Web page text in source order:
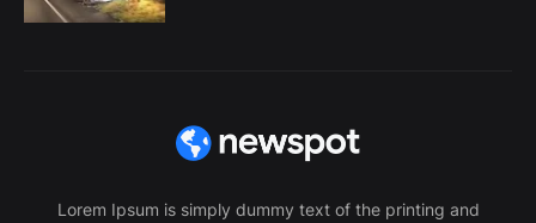
Lorem Ipsum is simply dummy text of the printing and